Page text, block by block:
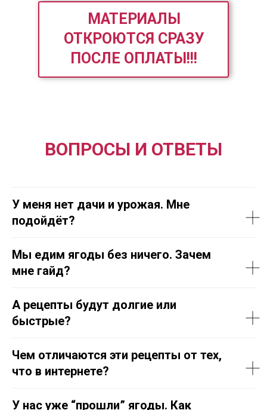
МАТЕРИАЛЫ
ОТКРОЮТСЯ СРАЗУ
ПОСЛЕ ОПЛАТЫ!!!
ВОПРОСЫ И ОТВЕТЫ
У меня нет дачи и урожая. Мне
подойдёт?
Мы едим ягоды без ничего. Зачем
мне гайд?
А рецепты будут долгие или
быстрые?
Чем отличаются эти рецепты от тех,
что в интернете?
У нас уже “прошли” ягоды. Как